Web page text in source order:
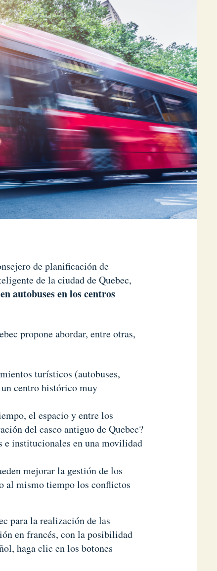
de planificación de
de la ciudad de Quebec,
autobuses en los centros
propone abordar, entre otras,
turísticos (autobuses,
centro histórico muy
el espacio y entre los
del casco antiguo de Quebec?
e institucionales en una movilidad
mejorar la gestión de los
al mismo tiempo los conflictos
para la realización de las
en francés, con la posibilidad
haga clic en los botones